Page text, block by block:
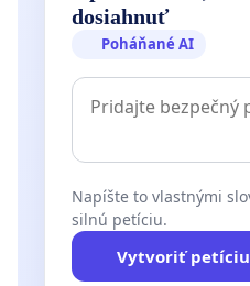
dosiahnuť
Poháňané AI
Napíšte to vlastnými
silnú petíciu.
Vytvoriť petíciu